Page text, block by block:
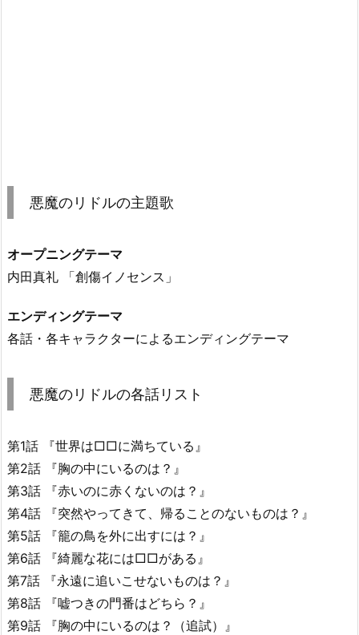
悪魔のリドルの主題歌
オープニングテーマ
内田真礼 「創傷イノセンス」
エンディングテーマ
各話・各キャラクターによるエンディングテーマ
悪魔のリドルの各話リスト
第1話 『世界は□□に満ちている』
第2話 『胸の中にいるのは？』
第3話 『赤いのに赤くないのは？』
第4話 『突然やってきて、帰ることのないものは？』
第5話 『籠の鳥を外に出すには？』
第6話 『綺麗な花には□□がある』
第7話 『永遠に追いこせないものは？』
第8話 『嘘つきの門番はどちら？』
第9話 『胸の中にいるのは？（追試）』